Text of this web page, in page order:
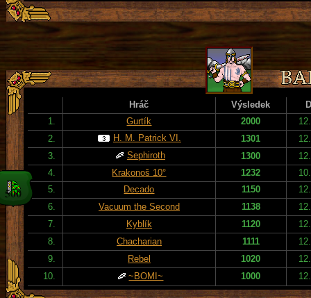
Hráč Výsledek
1.
Gurtík 2000
2.
H. M. Patrick VI. 1301
3.
Sephiroth 1300
4.
Krakonoš 10° 1232
5.
Decado 1150
6.
Vacuum the Second 1138
7.
Kyblík 1120
8.
Chacharian 1111
9.
Rebel 1020
10.
~BOMI~ 1000